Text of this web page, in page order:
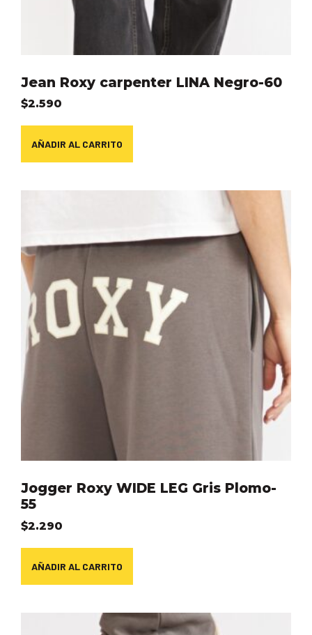
Jean Roxy carpenter LINA Negro-60
$2.590
AÑADIR AL CARRITO
Jogger Roxy WIDE LEG Gris Plomo-
55
$2.290
AÑADIR AL CARRITO